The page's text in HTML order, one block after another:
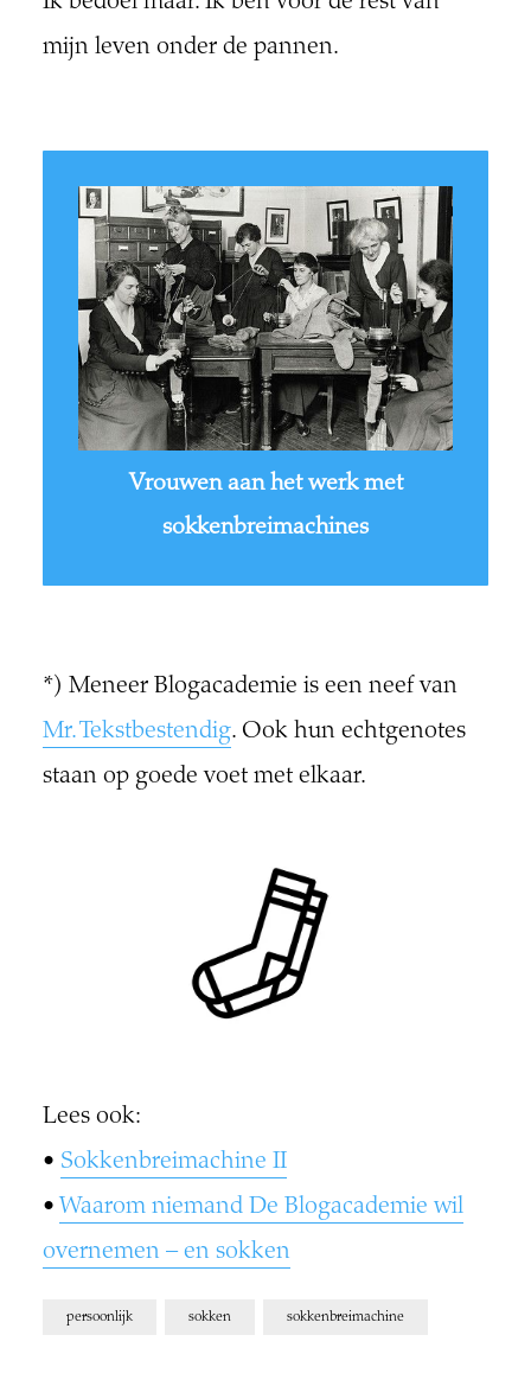
mijn leven onder de pannen.
Vrouwen aan het werk met
sokkenbreimachines
*) Meneer Blogacademie is een neef van
Mr. Tekstbestendig. Ook hun echtgenotes
staan op goede voet met elkaar.
Lees ook:
• Sokkenbreimachine II
• Waarom niemand De Blogacademie wil
overnemen – en sokken
persoonlijk sokken sokkenbreimachine